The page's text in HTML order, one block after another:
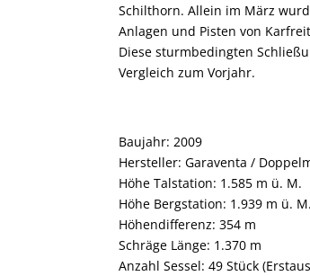
Schilthorn. Allein im März
Anlagen und Pisten von
Diese sturmbedingten
Vergleich zum Vorjahr.
Baujahr: 2009
Hersteller: Garaventa /
Höhe Talstation: 1.585 m ü. M.
Höhe Bergstation: 1.939 m ü. M.
Höhendifferenz: 354 m
Schräge Länge: 1.370 m
Anzahl Sessel: 49 Stück